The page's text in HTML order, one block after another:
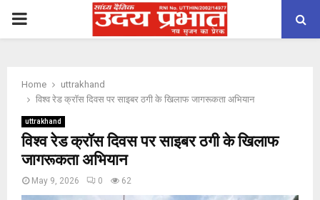
PRIMARY
Home
uttrakhand
विश्व रेड क्रॉस दिवस पर साइबर ठगी के खिलाफ जागरूकता अभियान
uttrakhand
विश्व रेड क्रॉस दिवस पर साइबर ठगी के खिलाफ
जागरूकता अभियान
May 9, 2026 0 62